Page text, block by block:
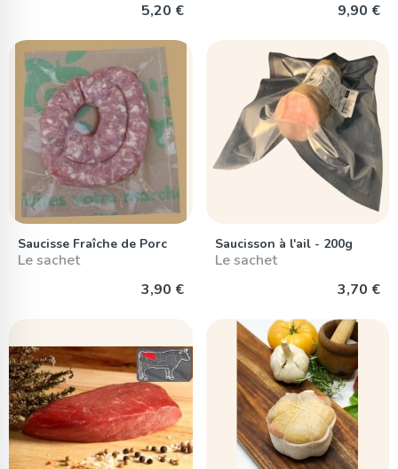
5,20 €
9,90 €
Saucisse Fraîche de Porc
Le sachet
3,90 €
Saucisson à l'ail - 200g
Le sachet
3,70 €